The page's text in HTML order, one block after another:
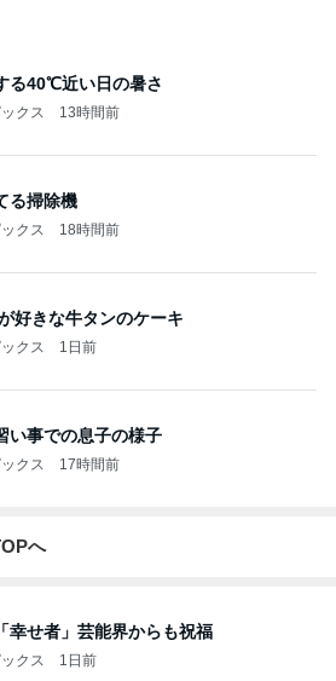
る40℃近い日の暑さ
クス 13時間前
る掃除機
クス 18時間前
好きな牛タンのケーキ
クス 1日前
い事での息子の様子
クス 17時間前
へ
幸せ者」芸能界からも祝福
クス 1日前